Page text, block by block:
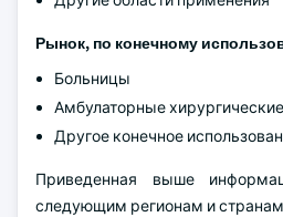
Рынок, по конечному
Больницы
Амбулаторные
Другое конечное
Приведенная выше
следующим регионам и